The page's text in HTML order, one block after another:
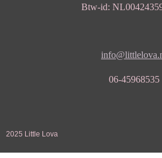
Btw-id:
06-45968535
2025 Little Lova